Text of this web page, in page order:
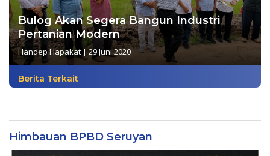
Bulog Akan Segera Bangun Industri
Pertanian Modern
Handep Hapakat |29 Juni 2020
Berita Terkait
Himbauan BPBD Seruyan